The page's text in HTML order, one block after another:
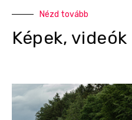
Nézd tovább
Képek, videók